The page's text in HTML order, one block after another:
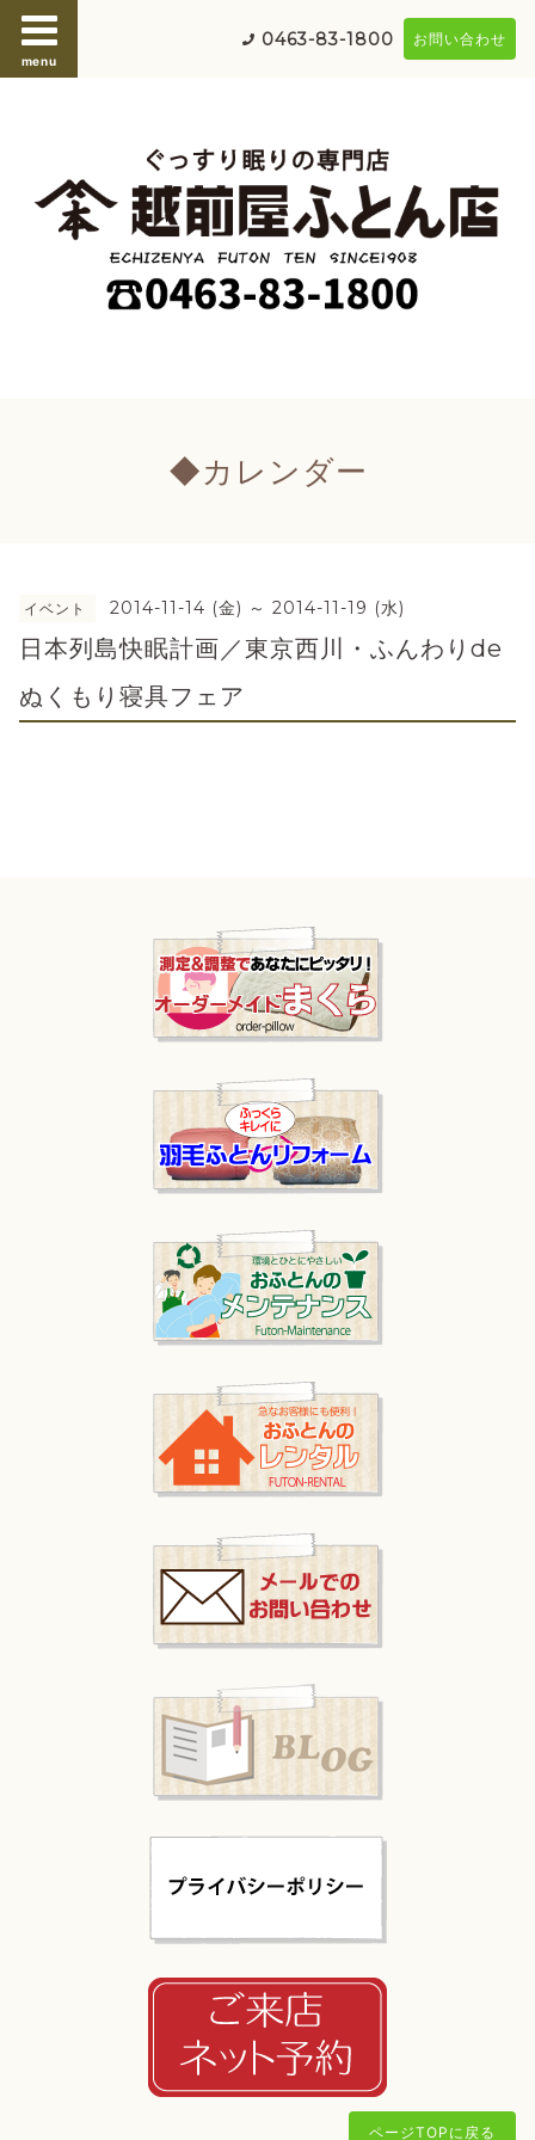
menu
0463-83-1800 お問い合わせ
◆カレンダー
イベント 2014-11-14 (金) ～ 2014-11-19 (水)
日本列島快眠計画／東京西川・ふんわりde
ぬくもり寝具フェア
ページTOPに戻る